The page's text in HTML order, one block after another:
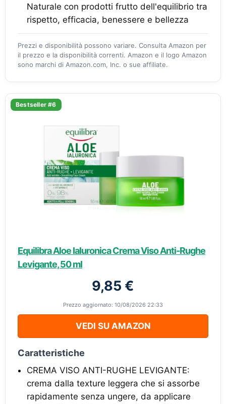
Naturale con prodotti frutto dell'equilibrio tra
rispetto, efficacia, benessere e bellezza
Prezzi e disponibilità possono variare. Consulta Amazon per
il prezzo e la disponibilità correnti. Amazon e il logo Amazon
sono marchi di Amazon.com, Inc. o sue affiliate.
Bestseller #6
Equilibra Aloe Ialuronica Crema Viso Anti-Rughe
Levigante, 50 ml
9,85 €
Prezzo aggiornato: 10/08/2026 22:33
VEDI SU AMAZON
Caratteristiche
CREMA VISO ANTI-RUGHE LEVIGANTE:
crema dalla texture leggera che si assorbe
rapidamente senza ungere, da applicare